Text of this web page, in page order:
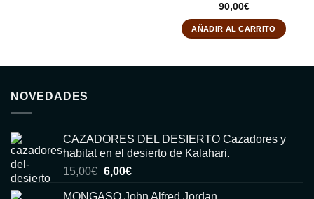
90,00€
AÑADIR AL CARRITO
NOVEDADES
CAZADORES DEL DESIERTO Cazadores y
habitat en el desierto de Kalahari.
15,00€ El
6,00€El